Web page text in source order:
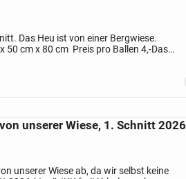
Das Heu ist von einer Bergwiese.
50 cm x 80 cm Preis pro Ballen 4,-Das
wird in der Scheune gelagert. Maße
unserer Wiese, 1. Schnitt 2026
unserer Wiese ab, da wir selbst keine